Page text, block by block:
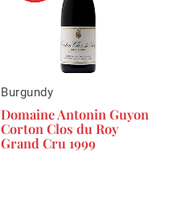
Burgundy
Domaine Antonin Guyon
Corton Clos du Roy
Grand Cru 1999